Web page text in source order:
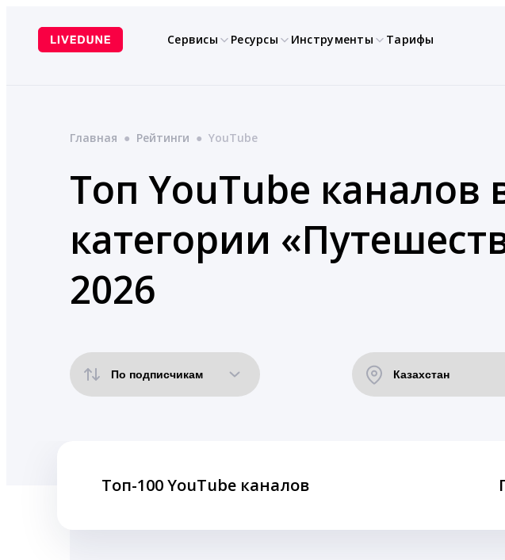
содержимому
Сервисы Ресурсы Инструменты Тарифы
Главная ● Рейтинги ● YouTube
Топ YouTube каналов
категории
2026
Топ-100 YouTube каналов